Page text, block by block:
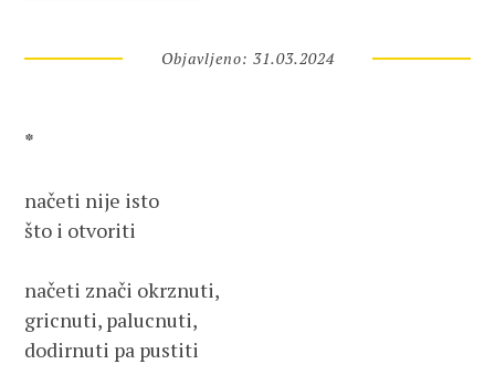
Objavljeno: 31.03.2024
*
načeti nije isto
što i otvoriti
načeti znači okrznuti,
gricnuti, palucnuti,
dodirnuti pa pustiti